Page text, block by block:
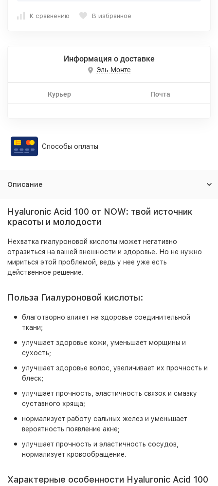
К сравнению В избранное
Информация о доставке
Эль-Монте
Курьер Почта
Способы оплаты
Описание
Hyaluronic Acid 100 от NOW: твой источник
красоты и молодости
Нехватка гиалуроновой кислоты может негативно
отразиться на вашей внешности и здоровье. Но не нужно
мириться этой проблемой, ведь у нее уже есть
действенное решение.
Польза Гиалуроновой кислоты:
благотворно влияет на здоровье соединительной
ткани;
улучшает здоровье кожи, уменьшает морщины и
сухость;
улучшает здоровье волос, увеличивает их прочность и
блеск;
улучшает прочность, эластичность связок и смазку
суставного хряща;
нормализует работу сальных желез и уменьшает
вероятность появление акне;
улучшает прочность и эластичность сосудов,
нормализует кровообращение.
Характерные особенности Hyaluronic Acid 100